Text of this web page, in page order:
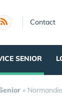
Contact
SENIOR
» Normandie